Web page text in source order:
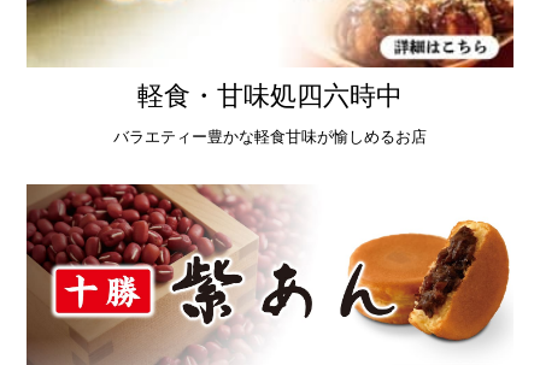
軽食・甘味処四六時中
バラエティー豊かな軽食甘味が愉しめるお店